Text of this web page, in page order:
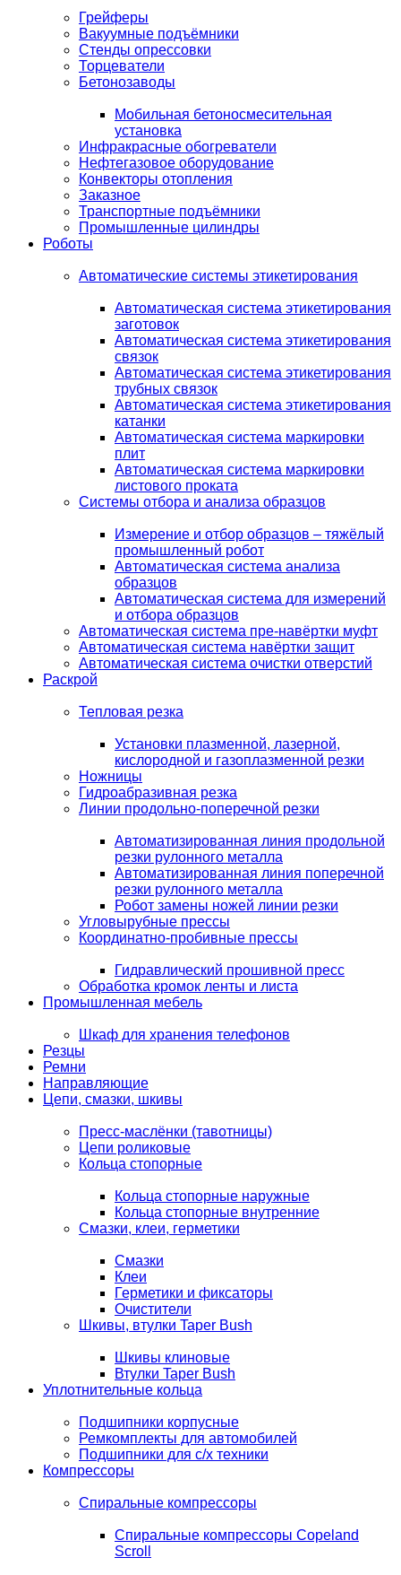
Грейферы
Вакуумные подъёмники
Стенды опрессовки
Торцеватели
Бетонозаводы
Мобильная бетоносмесительная
установка
Инфракрасные обогреватели
Нефтегазовое оборудование
Конвекторы отопления
Заказное
Транспортные подъёмники
Промышленные цилиндры
Роботы
Автоматические системы этикетирования
Автоматическая система этикетирования
заготовок
Автоматическая система этикетирования
связок
Автоматическая система этикетирования
трубных связок
Автоматическая система этикетирования
катанки
Автоматическая система маркировки
плит
Автоматическая система маркировки
листового проката
Системы отбора и анализа образцов
Измерение и отбор образцов – тяжёлый
промышленный робот
Автоматическая система анализа
образцов
Автоматическая система для измерений
и отбора образцов
Автоматическая система пре-навёртки муфт
Автоматическая система навёртки защит
Автоматическая система очистки отверстий
Раскрой
Тепловая резка
Установки плазменной, лазерной,
кислородной и газоплазменной резки
Ножницы
Гидроабразивная резка
Линии продольно-поперечной резки
Автоматизированная линия продольной
резки рулонного металла
Автоматизированная линия поперечной
резки рулонного металла
Робот замены ножей линии резки
Угловырубные прессы
Координатно-пробивные прессы
Гидравлический прошивной пресс
Обработка кромок ленты и листа
Промышленная мебель
Шкаф для хранения телефонов
Резцы
Ремни
Направляющие
Цепи, смазки, шкивы
Пресс-маслёнки (тавотницы)
Цепи роликовые
Кольца стопорные
Кольца стопорные наружные
Кольца стопорные внутренние
Смазки, клеи, герметики
Смазки
Клеи
Герметики и фиксаторы
Очистители
Шкивы, втулки Taper Bush
Шкивы клиновые
Втулки Taper Bush
Уплотнительные кольца
Подшипники корпусные
Ремкомплекты для автомобилей
Подшипники для с/х техники
Компрессоры
Спиральные компрессоры
Спиральные компрессоры Copeland
Scroll